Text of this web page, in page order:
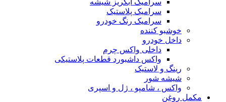
سرامیک ابگریز شیشه
سرامیک پلاستیک
سرامیک رنگ خودرو
خوشبو کننده
داخل خودرو
داخلی واکس چرم
واکس داشبورد قطعات پلاستیکی
رینگ و لاستیک
شیشه شور
واکس ، شامپو ، ژل و اسپری
مکمل روغن